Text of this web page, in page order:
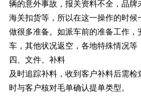
辆的意外事故，报关资料不全，品牌
海关扣货等，所以在这一操作的时候
做很多准备。如派车前的准备工作，
车，其他状况返空，各地特殊情况等
四、文件、补料
及时追踪补料，收到客户补料后需检
时与客户核对毛单确认提单类型。